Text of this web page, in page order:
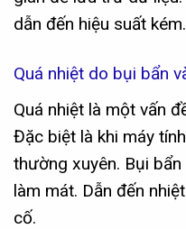
dẫn đến hiệu suất kém.
Quá nhiệt do bụi bẩn
Quá nhiệt là một vấn
Đặc biệt là khi máy
thường xuyên. Bụi
làm mát. Dẫn đến
cố.